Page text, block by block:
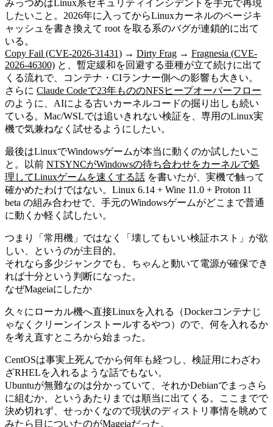
みっつめはLinux系セキュリティインシデントを手元で再現
したいこと。2026年に入ってからLinuxカーネルのページキ
ャッシュを書き換えて root を取る系のバグが連鎖的に出て
いる。
Copy Fail (CVE-2026-31431) → Dirty Frag → Fragnesia (CVE-
2026-46300) と、暫定緩和を回避する亜種が立て続けに出て
くる流れで、コンテナ・CIランナー側への影響も大きい。
さらに Claude Codeで23年もののNFSヒープオーバーフロー
のように、AIによる古いカーネルコードの掘り出しも続い
ている。Mac/WSLでは追いきれない検証を、専用のLinux実
機で気兼ねなく試せるようにしたい。
最後はLinuxでWindowsゲームが本当に動くのか試したいこ
と。以前 NTSYNCがWindowsの待ち合わせをカーネルで処
理してLinuxゲームを速くする話 を書いたが、実機で触って
確かめたわけではない。Linux 6.14 + Wine 11.0 + Proton 11
beta の組み合わせで、手元のWindowsゲームがどこまで普通
に動くか軽く試したい。
つまり「常用機」ではなく「壊してもいい検証ホスト」が欲
しい、というのが主目的。
それなら多少ジャンクでも、ちゃんと動いて電源が確保でき
れば十分という判断になった。
なぜMageiaにしたか
久々にローカル機へ直接Linuxを入れる（Dockerコンテナじ
ゃなくクリーンインストールするやつ）ので、何を入れるか
を考え直すところから始まった。
CentOSは事実上死んでから何年も経つし、検証用にわざわ
ざRHELを入れるような話でもない。
Ubuntuが無難なのは分かっていて、それかDebianでまっさら
に組むか、というあたりまでは順当に出てくる。ここまでで
決め切れず、せっかくなので現状のディストリ事情を眺めて
みたら目についたのがMageiaだった。